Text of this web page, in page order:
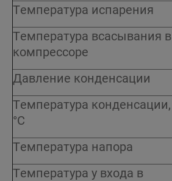
Температура испарения
Температура всасывания в
компрессоре
Давление конденсации
Температура конденсации,
°C
Температура напора
Температура у входа в